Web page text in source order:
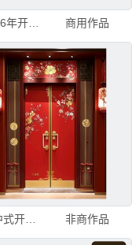
2026年开门红 商用作品
新中式开门红 非商作品